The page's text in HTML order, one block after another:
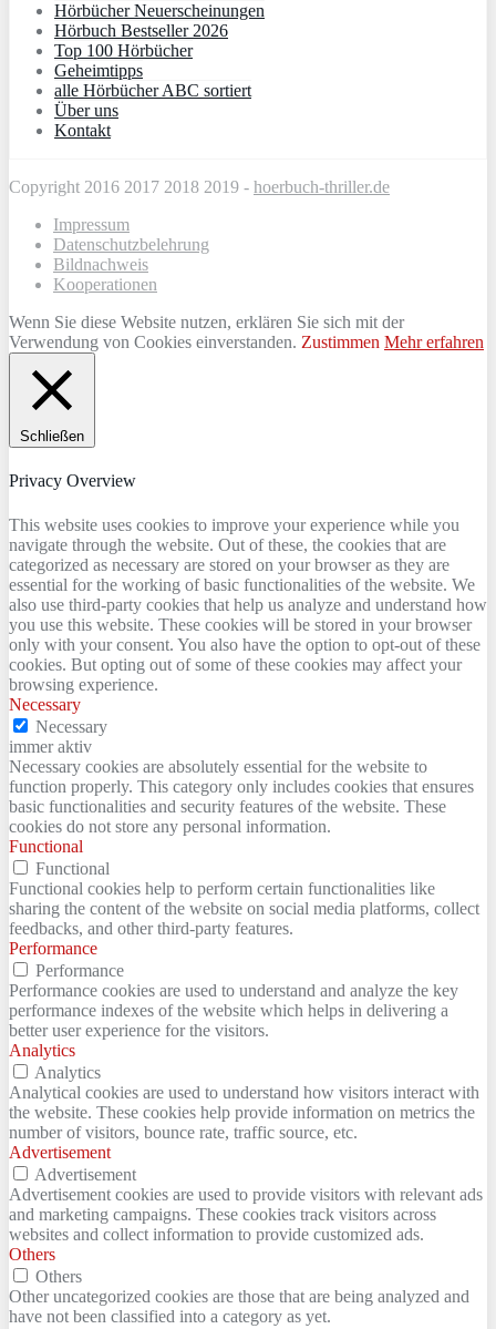
Hörbücher Neuerscheinungen
Hörbuch Bestseller 2026
Top 100 Hörbücher
Geheimtipps
alle Hörbücher ABC sortiert
Über uns
Kontakt
Copyright 2016 2017 2018 2019 - hoerbuch-thriller.de
Impressum
Datenschutzbelehrung
Bildnachweis
Kooperationen
Wenn Sie diese Website nutzen, erklären Sie sich mit der
Verwendung von Cookies einverstanden. Zustimmen Mehr erfahren
Schließen
Privacy Overview
This website uses cookies to improve your experience while you
navigate through the website. Out of these, the cookies that are
categorized as necessary are stored on your browser as they are
essential for the working of basic functionalities of the website. We
also use third-party cookies that help us analyze and understand how
you use this website. These cookies will be stored in your browser
only with your consent. You also have the option to opt-out of these
cookies. But opting out of some of these cookies may affect your
browsing experience.
Necessary
Necessary
immer aktiv
Necessary cookies are absolutely essential for the website to
function properly. This category only includes cookies that ensures
basic functionalities and security features of the website. These
cookies do not store any personal information.
Functional
Functional
Functional cookies help to perform certain functionalities like
sharing the content of the website on social media platforms, collect
feedbacks, and other third-party features.
Performance
Performance
Performance cookies are used to understand and analyze the key
performance indexes of the website which helps in delivering a
better user experience for the visitors.
Analytics
Analytics
Analytical cookies are used to understand how visitors interact with
the website. These cookies help provide information on metrics the
number of visitors, bounce rate, traffic source, etc.
Advertisement
Advertisement
Advertisement cookies are used to provide visitors with relevant ads
and marketing campaigns. These cookies track visitors across
websites and collect information to provide customized ads.
Others
Others
Other uncategorized cookies are those that are being analyzed and
have not been classified into a category as yet.